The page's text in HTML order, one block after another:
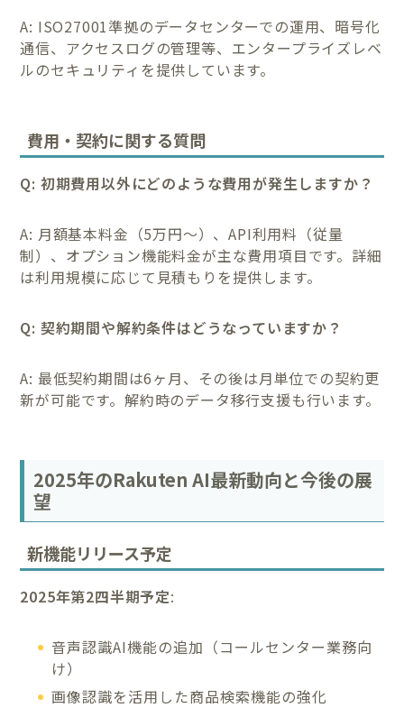
A: ISO27001準拠のデータセンターでの運用、暗号化
通信、アクセスログの管理等、エンタープライズレベ
ルのセキュリティを提供しています。
費用・契約に関する質問
Q: 初期費用以外にどのような費用が発生しますか？
A: 月額基本料金（5万円〜）、API利用料（従量
制）、オプション機能料金が主な費用項目です。詳細
は利用規模に応じて見積もりを提供します。
Q: 契約期間や解約条件はどうなっていますか？
A: 最低契約期間は6ヶ月、その後は月単位での契約更
新が可能です。解約時のデータ移行支援も行います。
2025年のRakuten AI最新動向と今後の展
望
新機能リリース予定
2025年第2四半期予定:
音声認識AI機能の追加（コールセンター業務向
け）
画像認識を活用した商品検索機能の強化